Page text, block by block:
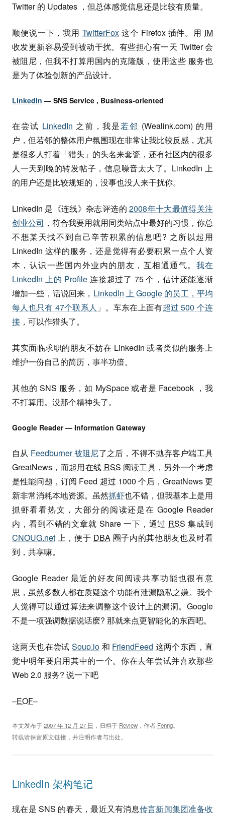
Twitter 的 Updates ，但总体感觉信息还是比较有质量。
顺便说一下，我用TwitterFox 这个 Firefox 插件。用 IM
收发更新容易受到被动干扰。有些担心有一天 Twitter 会
被阻尼，但我不打算用国内的克隆版，使用这些 服务也
是为了体验创新的产品设计。
LinkedIn — SNS Service , Business-oriented
在尝试 LinkedIn 之前，我是若邻 (Wealink.com) 的用
户，但若邻的整体用户氛围现在非常让我比较反感，尤其
是很多人打着「猎头」的头名来套瓷，还有社区内的很多
人一天到晚的转发帖子，信息噪音太大了。LinkedIn 上
的用户还是比较规矩的，没事也没人来干扰你。
LinkedIn 是《连线》杂志评选的2008年十大最值得关注
创业公司 ，符合我要用就用同类站点中最好的习惯，你总
不想某天找不到自己辛苦积累的信息吧? 之所以起用
LinkedIn 这样的服务，还是觉得有必要积累一点个人资
本，认识一些国内外业内的朋友，互相通通气。 我在
LinkedIn 上的 Profile 连接超过了 75 个，估计还能逐渐
增加一些，话说回来， LinkedIn 上 Google 的员工，平均
每人也只有 47个联系人 」。车东在上面有超过 500 个连
接 ，可以作猎头了。
其实面临求职的朋友不妨在 LinkedIn 或者类似的服务上
维护一份自己的简历，事半功倍。
其他的 SNS 服务，如 MySpace 或者是 Facebook ，我
不打算用。没那个精神头了。
Google Reader — Information Gateway
自从 Feedburner 被阻尼了之后，不得不抛弃客户端工具
GreatNews，而起用在线 RSS 阅读工具，另外一个考虑
是性能问题，订阅 Feed 超过 1000 个后，GreatNews 更
新非常消耗本地资源。虽然抓虾也不错，但我基本上是用
抓虾看看热文，大部分的阅读还是在 Google Reader
内，看到不错的文章就 Share 一下，通过 RSS 集成到
CNOUG.net 上，便于 DBA 圈子内的其他朋友也及时看
到，共享嘛。
Google Reader 最近的好友间阅读共享功能也很有意
思，虽然多数人都在质疑这个功能有泄漏隐私之嫌。我个
人觉得可以通过算法来调整这个设计上的漏洞。Google
不是一项强调数据说话麽? 那就来点更智能化的东西吧。
这两天也在尝试Soup.io 和 FriendFeed 这两个东西，直
觉中明年要启用其中的一个。你在去年尝试并喜欢那些
Web 2.0 服务? 说一下吧
–EOF–
本文发布于2007 年 12 月 27 日 ，归档于 Review ，作者 Fenng。
转载请保留原文链接，并注明作者与出处。
LinkedIn 架构笔记
现在是 SNS 的春天，最近又有消息传言新闻集团准备收